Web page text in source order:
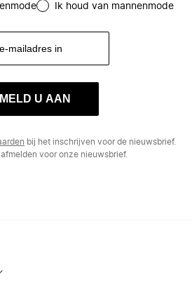
Ik houd van mannenmode
MELD U AAN
bij het inschrijven voor de nieuwsbrief.
voor onze nieuwsbrief.